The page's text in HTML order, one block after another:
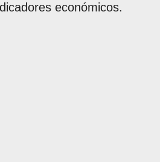
económicos.